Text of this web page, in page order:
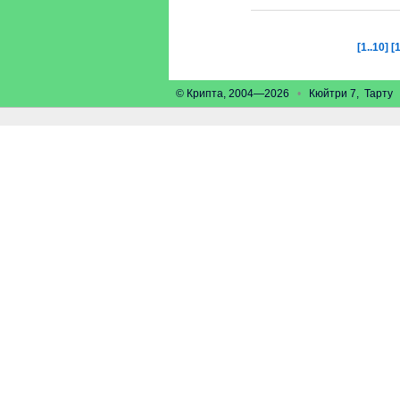
[1..10]
© Крипта, 2004—2026 • Кюйтри 7, Тарту